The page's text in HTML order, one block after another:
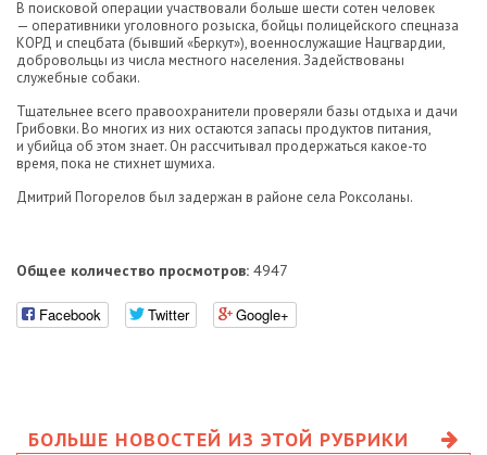
В поисковой операции участвовали больше шести сотен человек
— оперативники уголовного розыска, бойцы полицейского спецназа
КОРД и спецбата (бывший «Беркут»), военнослужащие Нацгвардии,
добровольцы из числа местного населения. Задействованы
служебные собаки.
Тщательнее всего правоохранители проверяли базы отдыха и дачи
Грибовки. Во многих из них остаются запасы продуктов питания,
и убийца об этом знает. Он рассчитывал продержаться какое-то
время, пока не стихнет шумиха.
Дмитрий Погорелов был задержан в районе села Роксоланы.
Общее количество просмотров: 4947
Facebook Twitter Google+
БОЛЬШЕ НОВОСТЕЙ ИЗ ЭТОЙ РУБРИКИ